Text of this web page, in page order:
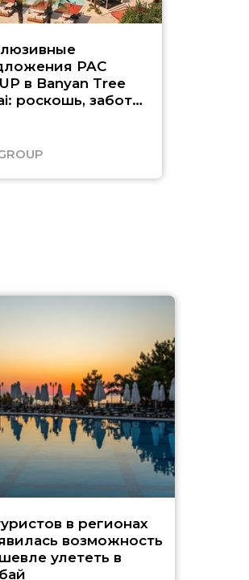
PAC
в Banyan Tree
роскошь, забота
в регионах
возможность
улететь в